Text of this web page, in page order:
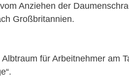
Anziehen der
Großbritannien.
Albtraum für Arbeitnehmer am